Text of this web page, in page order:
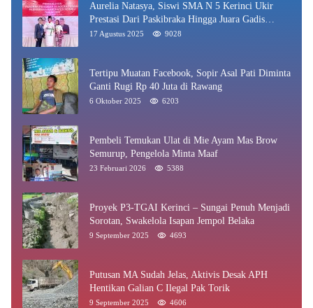
Aurelia Natasya, Siswi SMA N 5 Kerinci Ukir
Prestasi Dari Paskibraka Hingga Juara Gadis
Kerinci 2025
17 Agustus 2025 9028
Tertipu Muatan Facebook, Sopir Asal Pati Diminta
Ganti Rugi Rp 40 Juta di Rawang
6 Oktober 2025 6203
Pembeli Temukan Ulat di Mie Ayam Mas Brow
Semurup, Pengelola Minta Maaf
23 Februari 2026 5388
Proyek P3-TGAI Kerinci – Sungai Penuh Menjadi
Sorotan, Swakelola Isapan Jempol Belaka
9 September 2025 4693
Putusan MA Sudah Jelas, Aktivis Desak APH
Hentikan Galian C Ilegal Pak Torik
9 September 2025 4606